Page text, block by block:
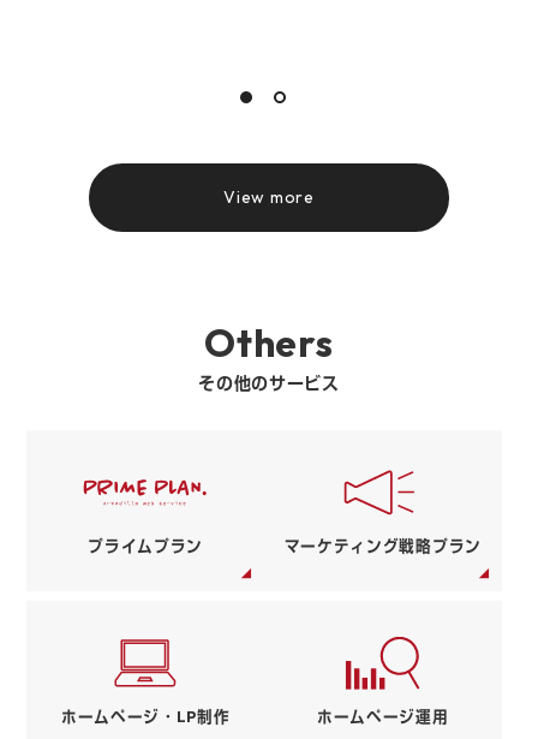
View more
Others
その他のサービス
プライムプラン マーケティング戦略プラン
ホームページ・LP制作 ホームページ運用